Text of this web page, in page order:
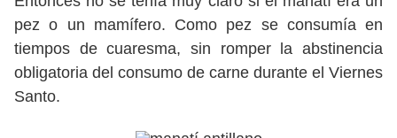
pez o un mamífero. Como pez se consumía en
tiempos de cuaresma, sin romper la abstinencia
obligatoria del consumo de carne durante el Viernes
Santo.